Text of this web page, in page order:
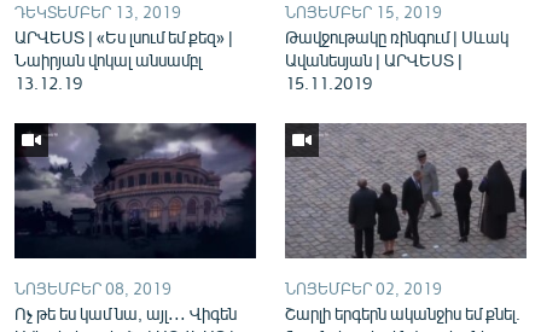
ԴԵԿՏԵՄԲԵՐ 13, 2019
ԱՐՎԵՍՏ | «Ես լսում եմ քեզ» |
Նաիրյան վոկալ անսամբլ
13.12.19
ՆՈՅԵՄԲԵՐ 15, 2019
Թավջութակը ռինգում | Սևակ
Ավանեսյան | ԱՐՎԵՍՏ |
15.11.2019
ՆՈՅԵՄԲԵՐ 08, 2019
Ոչ թե ես կամ նա, այլ․․․ Վիգեն
ՆՈՅԵՄԲԵՐ 02, 2019
Շարլի երգերն ականջիս եմ քնել.